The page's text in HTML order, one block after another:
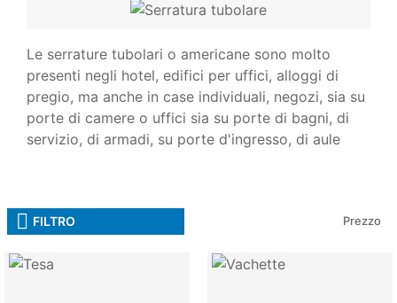
Le serrature tubolari o americane sono molto
presenti negli hotel, edifici per uffici, alloggi di
pregio, ma anche in case individuali, negozi, sia su
porte di camere o uffici sia su porte di bagni, di
servizio, di armadi, su porte d'ingresso, di aule
FILTRO Prezzo